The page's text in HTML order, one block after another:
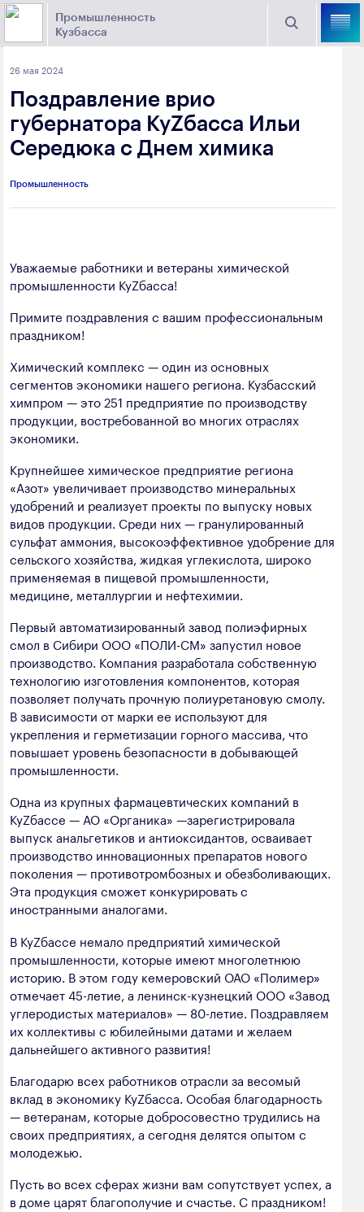
Промышленность
Кузбасса
Поиск
Торговая площадка Кузбасса
Выберите отрасль
Угольная промышленность
Электроэнергетика
Машиностроение
Промышленность строительных материалов
полезных ископаемых
Лёгкая промышленность
Лесная промышленность
Пищевая промышленность
Предприятия
Новости
650000, г. Кемерово, пр. Советский, 63
dprom@ako.ru
Создание сайта — Мэйк
26 мая 2024
Поздравление врио
губернатора КуZбасса Ильи
Середюка с Днем химика
Промышленность
Уважаемые работники и ветераны химической
промышленности КуZбасса!
Примите поздравления с вашим профессиональным
праздником!
Химический комплекс — один из основных
сегментов экономики нашего региона. Кузбасский
химпром — это 251 предприятие по производству
продукции, востребованной во многих отраслях
экономики.
Крупнейшее химическое предприятие региона
«Азот» увеличивает производство минеральных
удобрений и реализует проекты по выпуску новых
видов продукции. Среди них — гранулированный
сульфат аммония, высокоэффективное удобрение для
сельского хозяйства, жидкая углекислота, широко
применяемая в пищевой промышленности,
медицине, металлургии и нефтехимии.
Первый автоматизированный завод полиэфирных
смол в Сибири ООО «ПОЛИ-СМ» запустил новое
производство. Компания разработала собственную
технологию изготовления компонентов, которая
позволяет получать прочную полиуретановую смолу.
В зависимости от марки ее используют для
укрепления и герметизации горного массива, что
повышает уровень безопасности в добывающей
промышленности.
Одна из крупных фармацевтических компаний в
КуZбассе — АО «Органика» —зарегистрировала
выпуск анальгетиков и антиоксидантов, осваивает
производство инновационных препаратов нового
поколения — противотромбозных и обезболивающих.
Эта продукция сможет конкурировать с
иностранными аналогами.
В КуZбассе немало предприятий химической
промышленности, которые имеют многолетнюю
историю. В этом году кемеровский ОАО «Полимер»
отмечает 45-летие, а ленинск-кузнецкий ООО «Завод
углеродистых материалов» — 80-летие. Поздравляем
их коллективы с юбилейными датами и желаем
дальнейшего активного развития!
Благодарю всех работников отрасли за весомый
вклад в экономику КуZбасса. Особая благодарность
— ветеранам, которые добросовестно трудились на
своих предприятиях, а сегодня делятся опытом с
молодежью.
Пусть во всех сферах жизни вам сопутствует успех, а
в доме царят благополучие и счастье. С праздником!